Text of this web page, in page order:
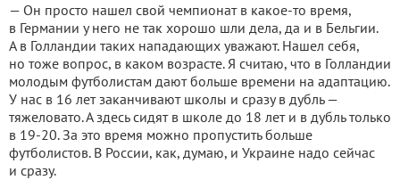
— Он просто нашел свой чемпионат в какое-то время,
в Германии у него не так хорошо шли дела, да и в Бельгии.
А в Голландии таких нападающих уважают. Нашел себя,
но тоже вопрос, в каком возрасте. Я считаю, что в Голландии
молодым футболистам дают больше времени на адаптацию.
У нас в 16 лет заканчивают школы и сразу в дубль —
тяжеловато. А здесь сидят в школе до 18 лет и в дубль только
в 19-20. За это время можно пропустить больше
футболистов. В России, как, думаю, и Украине надо сейчас
и сразу.